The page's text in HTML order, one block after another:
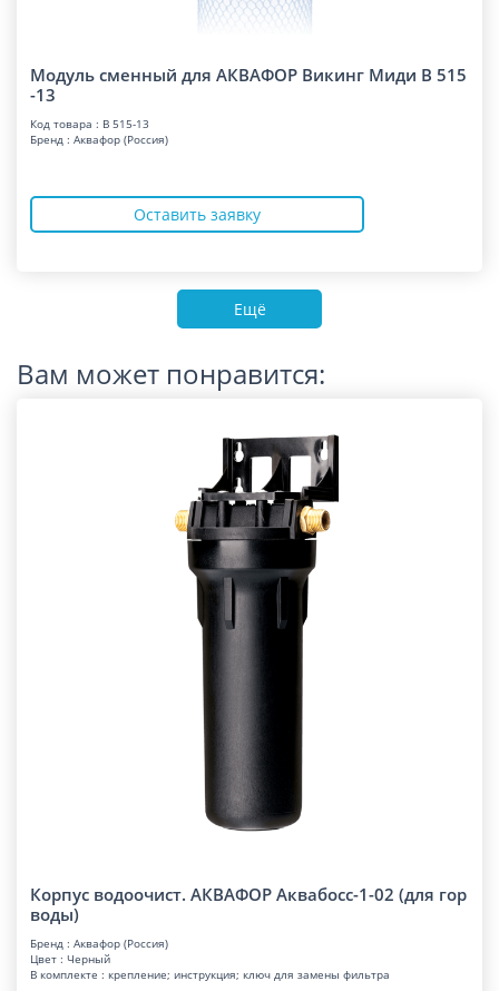
Модуль сменный для АКВАФОР Викинг Миди В 515
-13
Код товара : В 515-13
Бренд : Аквафор (Россия)
Оставить заявку
Ещё
Вам может понравится:
Корпус водоочист. АКВАФОР Аквабосс-1-02 (для гор
воды)
Бренд : Аквафор (Россия)
Цвет : Черный
В комплекте : крепление; инструкция; ключ для замены фильтра